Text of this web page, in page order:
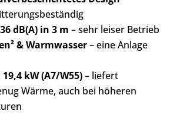
dB(A) in 3 m – sehr leiser Betrieb
& Warmwasser– eine Anlage
kW (A7/W55)– liefert
Wärme, auch bei höheren